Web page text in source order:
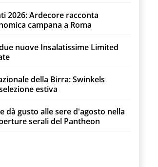
2026: Ardecore racconta
campana a Roma
nuove Insalatissime Limited
della Birra: Swinkels
estiva
dà gusto alle sere d'agosto nella
serali del Pantheon